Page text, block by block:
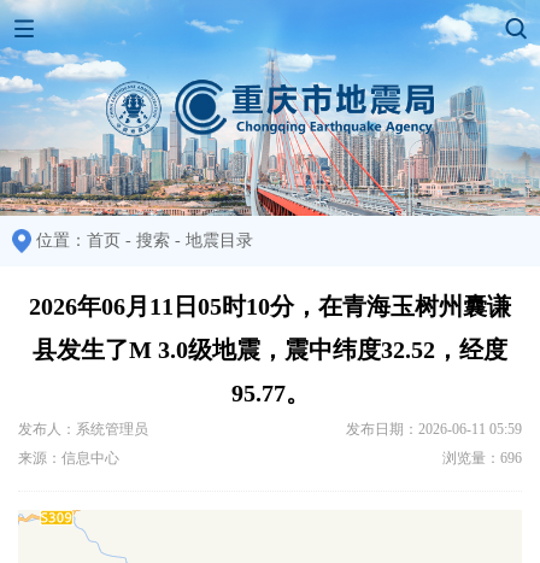
位置： 首页 - 搜索 - 地震目录
2026年06月11日05时10分，在青海玉树州囊谦
县发生了M 3.0级地震，震中纬度32.52，经度
95.77。
发布人：系统管理员
发布日期：2026-06-11 05:59
来源：信息中心
浏览量：696